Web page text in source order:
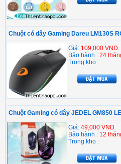
Chuột có dây Gaming Dareu LM130S
Giá: 109,000 VND
Bảo hành : 24
Trong kho :
Chuột Gaming có dây JEDEL GM850
Giá: 49,000 VND
Bảo hành : 12
Trong kho :